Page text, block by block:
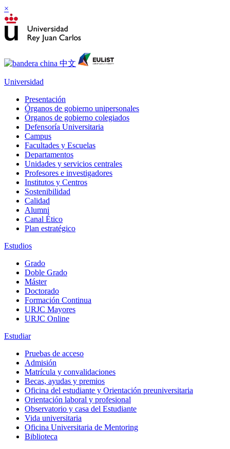
×
Universidad
Presentación
Órganos de gobierno unipersonales
Órganos de gobierno colegiados
Defensoría Universitaria
Campus
Facultades y Escuelas
Departamentos
Unidades y servicios centrales
Profesores e investigadores
Institutos y Centros
Sostenibilidad
Calidad
Alumni
Canal Ético
Plan estratégico
Estudios
Grado
Doble Grado
Máster
Doctorado
Formación Continua
URJC Mayores
URJC Online
Estudiar
Pruebas de acceso
Admisión
Matrícula y convalidaciones
Becas, ayudas y premios
Oficina del estudiante y Orientación preuniversitaria
Orientación laboral y profesional
Observatorio y casa del Estudiante
Vida universitaria
Oficina Universitaria de Mentoring
Biblioteca